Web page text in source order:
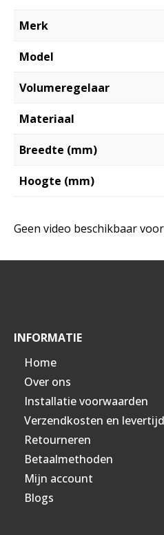
Merk
Model
Volumeregelaar
Materiaal
Breedte (mm)
Hoogte (mm)
Geen video beschikbaar
INFORMATIE
Home
Over ons
Installatie voorwaarden
Verzendkosten en levertijd
Retourneren
Betaalmethoden
Mijn account
Blogs